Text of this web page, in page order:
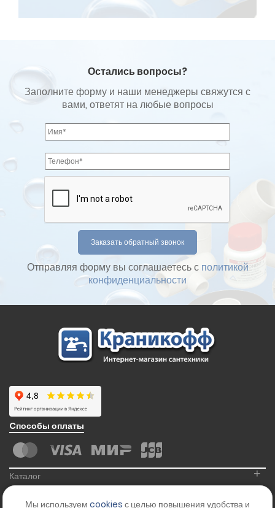
Остались вопросы?
Заполните форму и наши менеджеры свяжутся с
вами, ответят на любые вопросы
Отправляя форму вы соглашаетесь с политикой
конфиденциальности
Cпособы оплаты
Каталог +
Мы используем cookies с целью повышения удобства и